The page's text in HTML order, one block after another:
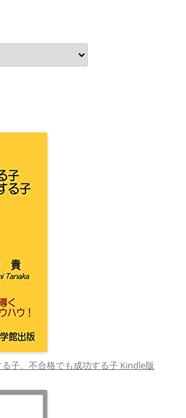
子、不合格でも成功する子 Kindle版